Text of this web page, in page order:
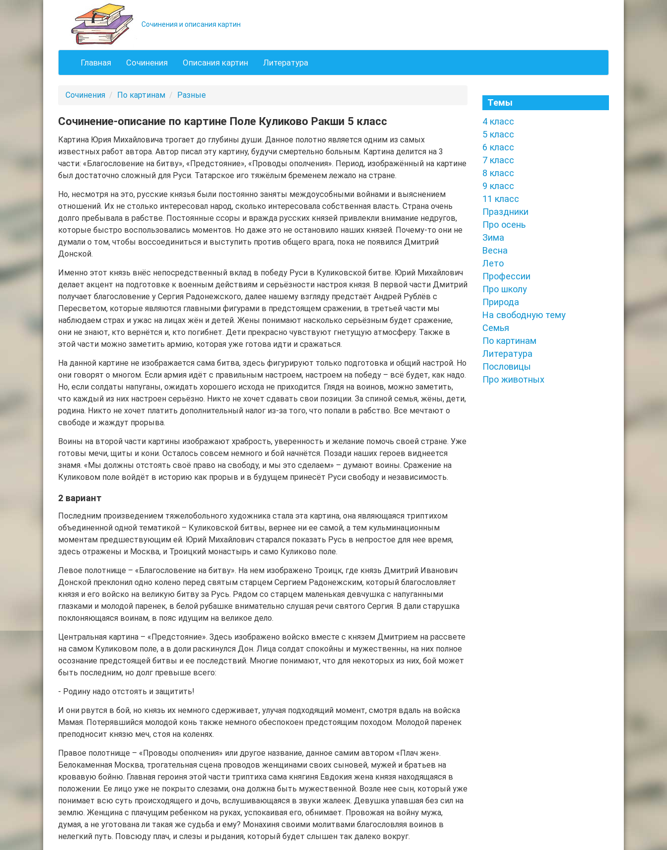
Сочинения и описания картин
Главная Сочинения Описания картин Литература
Сочинения По картинам Разные
Сочинение-описание по картине Поле Куликово Ракши 5 класс
Картина Юрия Михайловича трогает до глубины души. Данное полотно является одним из самых
известных работ автора. Автор писал эту картину, будучи смертельно больным. Картина делится на 3
части: «Благословение на битву», «Предстояние», «Проводы ополчения». Период, изображённый на картине
был достаточно сложный для Руси. Татарское иго тяжёлым бременем лежало на стране.
Но, несмотря на это, русские князья были постоянно заняты междоусобными войнами и выяснением
отношений. Их не столько интересовал народ, сколько интересовала собственная власть. Страна очень
долго пребывала в рабстве. Постоянные ссоры и вражда русских князей привлекли внимание недругов,
которые быстро воспользовались моментов. Но даже это не остановило наших князей. Почему-то они не
думали о том, чтобы воссоединиться и выступить против общего врага, пока не появился Дмитрий
Донской.
Именно этот князь внёс непосредственный вклад в победу Руси в Куликовской битве. Юрий Михайлович
делает акцент на подготовке к военным действиям и серьёзности настроя князя. В первой части Дмитрий
получает благословение у Сергия Радонежского, далее нашему взгляду предстаёт Андрей Рублёв с
Пересветом, которые являются главными фигурами в предстоящем сражении, в третьей части мы
наблюдаем страх и ужас на лицах жён и детей. Жены понимают насколько серьёзным будет сражение,
они не знают, кто вернётся и, кто погибнет. Дети прекрасно чувствуют гнетущую атмосферу. Также в
этой части можно заметить армию, которая уже готова идти и сражаться.
На данной картине не изображается сама битва, здесь фигурируют только подготовка и общий настрой. Но
они говорят о многом. Если армия идёт с правильным настроем, настроем на победу – всё будет, как надо.
Но, если солдаты напуганы, ожидать хорошего исхода не приходится. Глядя на воинов, можно заметить,
что каждый из них настроен серьёзно. Никто не хочет сдавать свои позиции. За спиной семья, жёны, дети,
родина. Никто не хочет платить дополнительный налог из-за того, что попали в рабство. Все мечтают о
свободе и жаждут прорыва.
Воины на второй части картины изображают храбрость, уверенность и желание помочь своей стране. Уже
готовы мечи, щиты и кони. Осталось совсем немного и бой начнётся. Позади наших героев виднеется
знамя. «Мы должны отстоять своё право на свободу, и мы это сделаем» – думают воины. Сражение на
Куликовом поле войдёт в историю как прорыв и в будущем принесёт Руси свободу и независимость.
2 вариант
Последним произведением тяжелобольного художника стала эта картина, она являющаяся триптихом
объединенной одной тематикой – Куликовской битвы, вернее ни ее самой, а тем кульминационным
моментам предшествующим ей. Юрий Михайлович старался показать Русь в непростое для нее время,
здесь отражены и Москва, и Троицкий монастырь и само Куликово поле.
Левое полотнище – «Благословение на битву». На нем изображено Троицк, где князь Дмитрий Иванович
Донской преклонил одно колено перед святым старцем Сергием Радонежским, который благословляет
князя и его войско на великую битву за Русь. Рядом со старцем маленькая девчушка с напуганными
глазками и молодой паренек, в белой рубашке внимательно слушая речи святого Сергия. В дали старушка
поклоняющаяся воинам, в пояс идущим на великое дело.
Центральная картина – «Предстояние». Здесь изображено войско вместе с князем Дмитрием на рассвете
на самом Куликовом поле, а в доли раскинулся Дон. Лица солдат спокойны и мужественны, на них полное
осознание предстоящей битвы и ее последствий. Многие понимают, что для некоторых из них, бой может
быть последним, но долг превыше всего:
- Родину надо отстоять и защитить!
И они рвутся в бой, но князь их немного сдерживает, улучая подходящий момент, смотря вдаль на войска
Мамая. Потерявшийся молодой конь также немного обеспокоен предстоящим походом. Молодой паренек
преподносит князю меч, стоя на коленях.
Правое полотнище – «Проводы ополчения» или другое название, данное самим автором «Плач жен».
Белокаменная Москва, трогательная сцена проводов женщинами своих сыновей, мужей и братьев на
кровавую бойню. Главная героиня этой части триптиха сама княгиня Евдокия жена князя находящаяся в
положении. Ее лицо уже не покрыто слезами, она должна быть мужественной. Возле нее сын, который уже
понимает всю суть происходящего и дочь, вслушивающаяся в звуки жалеек. Девушка упавшая без сил на
землю. Женщина с плачущим ребенком на руках, успокаивая его, обнимает. Провожая на войну мужа,
думая, а не уготована ли такая же судьба и ему? Монахиня своими молитвами благословляя воинов в
нелегкий путь. Повсюду плач, и слезы и рыдания, который будет слышен так далеко вокруг.
Темы
4 класс
5 класс
6 класс
7 класс
8 класс
9 класс
11 класс
Праздники
Про осень
Зима
Весна
Лето
Профессии
Про школу
Природа
На свободную тему
Семья
По картинам
Литература
Пословицы
Про животных